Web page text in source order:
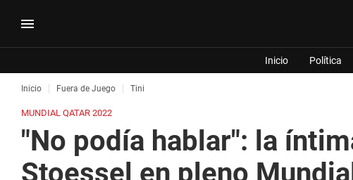
Inicio Política
Inicio Fuera de Juego Tini
MUNDIAL QATAR 2022
"No podía hablar": la
Stoessel en pleno